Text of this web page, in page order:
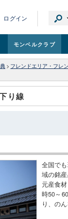
ログイン
モンベルクラブ
> フレンドエリア・フレ
り線
全国で
域の銘
元産食
時50～
り、の